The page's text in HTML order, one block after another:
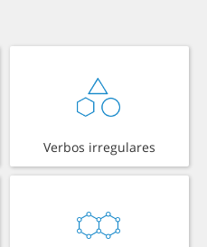
Verbos irregulares